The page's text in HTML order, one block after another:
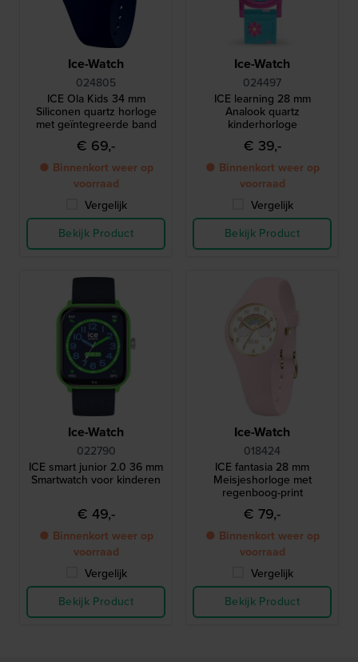
Ice-Watch
024805
ICE Ola Kids 34 mm
Siliconen quartz horloge
met geïntegreerde band
€ 69,-
● Binnenkort weer op
voorraad
Vergelijk
Bekijk Product
Ice-Watch
024497
ICE learning 28 mm
Analook quartz
kinderhorloge
€ 39,-
● Binnenkort weer op
voorraad
Vergelijk
Bekijk Product
Ice-Watch
022790
ICE smart junior 2.0 36 mm
Smartwatch voor kinderen
€ 49,-
● Binnenkort weer op
voorraad
Vergelijk
Bekijk Product
Ice-Watch
018424
ICE fantasia 28 mm
Meisjeshorloge met
regenboog-print
€ 79,-
● Binnenkort weer op
voorraad
Vergelijk
Bekijk Product